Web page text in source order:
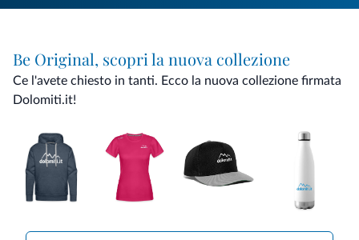
Be Original, scopri la nuova collezione
Ce l'avete chiesto in tanti. Ecco la nuova collezione firmata
Dolomiti.it!